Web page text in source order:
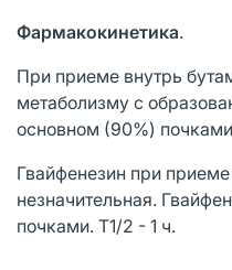
Фармакокинетика.
При приеме внутрь
метаболизму с
основном (90%)
Гвайфенезин при
незначительная.
почками. Т1/2 - 1 ч.